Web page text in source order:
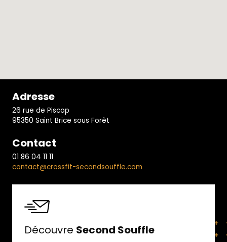
Adresse
26 rue de Piscop
95350 Saint Brice sous Forêt
Contact
01 86 04 11 11
contact@crossfit-secondsouffle.com
Découvre Second Souffle